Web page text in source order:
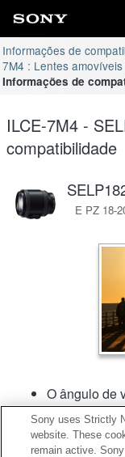
Informações de
7M4 : Lentes
Informações de
ILCE-7M4 -
compatibilidade
E PZ 18-
O ângulo de
formato
Não é
lente de zoom
Sony uses Strictly
website. These
remain active.